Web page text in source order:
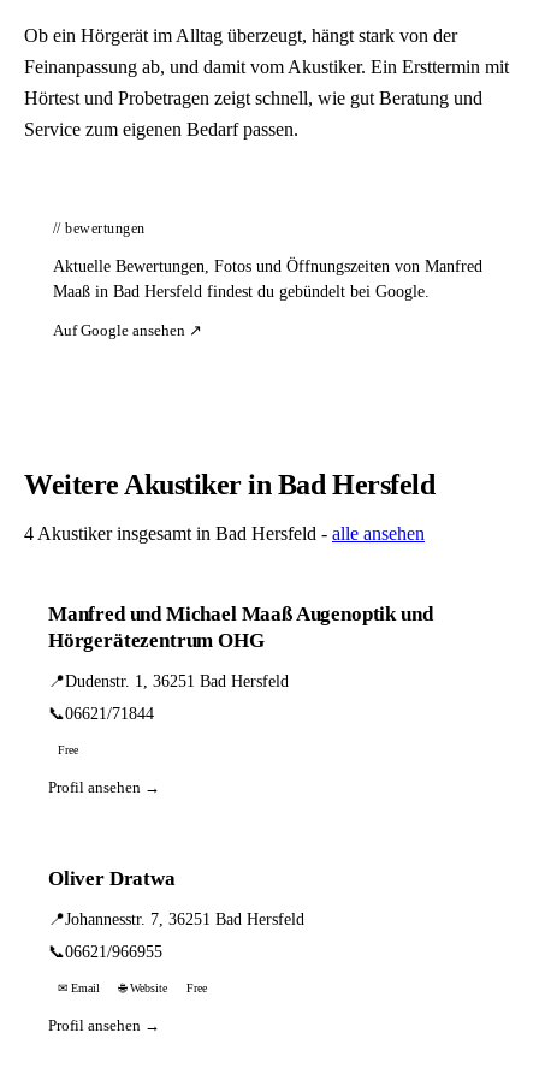
Ob ein Hörgerät im Alltag überzeugt, hängt stark von der
Feinanpassung ab, und damit vom Akustiker. Ein Ersttermin mit
Hörtest und Probetragen zeigt schnell, wie gut Beratung und
Service zum eigenen Bedarf passen.
// bewertungen
Aktuelle Bewertungen, Fotos und Öffnungszeiten von Manfred
Maaß in Bad Hersfeld findest du gebündelt bei Google.
Auf Google ansehen ↗
Weitere Akustiker in Bad Hersfeld
4 Akustiker insgesamt in Bad Hersfeld - alle ansehen
Manfred und Michael Maaß Augenoptik und
Hörgerätezentrum OHG
📍Dudenstr. 1, 36251 Bad Hersfeld
📞06621/71844
Free
Profil ansehen →
Oliver Dratwa
📍Johannesstr. 7, 36251 Bad Hersfeld
📞06621/966955
✉ Email 🌐 Website Free
Profil ansehen →